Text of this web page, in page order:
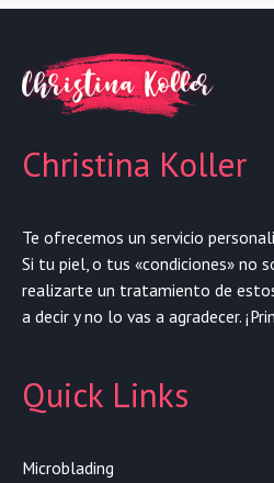
Christina Koller
Te ofrecemos un servicio
Si tu piel, o tus «condiciones» no
realizarte un tratamiento de
a decir y no lo vas a agradecer.
Quick Links
Microblading